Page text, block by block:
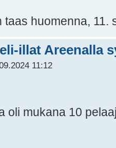
taas huomenna, 11.
illat Areenalla
11:12
oli mukana 10